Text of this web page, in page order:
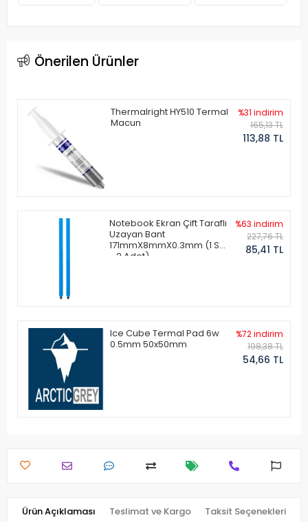
Önerilen Ürünler
Thermalright HY510 Termal
Macun
%31 indirim
165,13 TL
113,88 TL
Notebook Ekran Çift Taraflı
Uzayan Bant
171mmX8mmX0.3mm (1 Set
- 2 Adet)
%63 indirim
227,76 TL
85,41 TL
Ice Cube Termal Pad 6w
0.5mm 50x50mm
%72 indirim
198,38 TL
54,66 TL
Ürün Açıklaması Teslimat ve Kargo Taksit Seçenekleri